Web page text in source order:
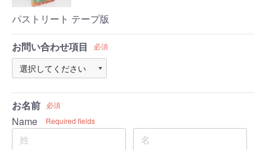
パストリート テープ版
お問い合わせ項目 必須
お名前 必須
Name Required fields